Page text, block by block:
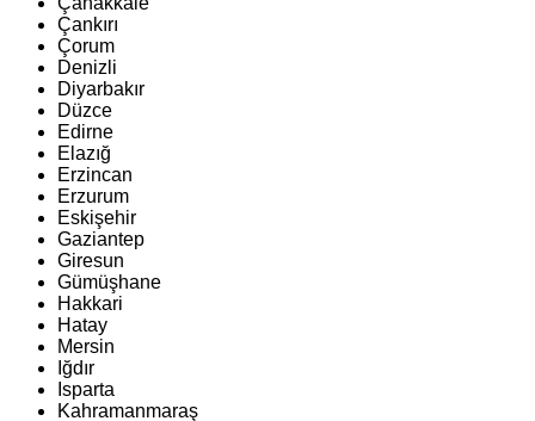
Çankırı
Çorum
Denizli
Diyarbakır
Düzce
Edirne
Elazığ
Erzincan
Erzurum
Eskişehir
Gaziantep
Giresun
Gümüşhane
Hakkari
Hatay
Mersin
Iğdır
Isparta
Kahramanmaraş